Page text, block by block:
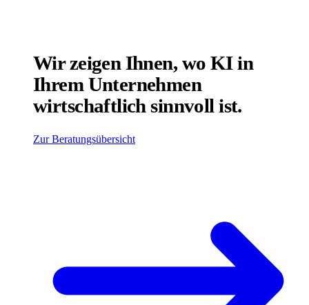
Wir zeigen Ihnen, wo KI in
Ihrem Unternehmen
wirtschaftlich sinnvoll ist.
Zur Beratungsübersicht